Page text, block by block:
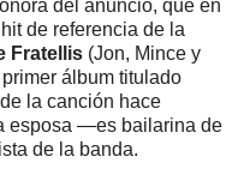
del anuncio, que en
hit de referencia de la
Fratellis (Jon, Mince y
álbum titulado
la canción hace
esposa —es bailarina de
de la banda.